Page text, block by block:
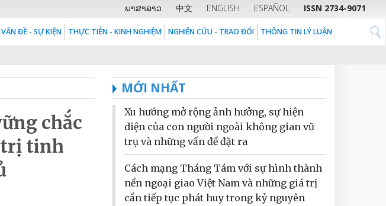
ພາສາລາວ 中文 ENGLISH ESPAÑOL ISSN 2734-9071
ĐỀ - SỰ KIỆN THỰC TIỄN - KINH NGHIỆM NGHIÊN CỨU - TRAO ĐỔI THÔNG TIN LÝ LUẬN
chắc
trị tinh
MỚI NHẤT
Xu hướng mở rộng ảnh hưởng, sự hiện
diện của con người ngoài không gian vũ
trụ và những vấn đề đặt ra
Cách mạng Tháng Tám với sự hình thành
nền ngoại giao Việt Nam và những giá trị
cần tiếp tục phát huy trong kỷ nguyên